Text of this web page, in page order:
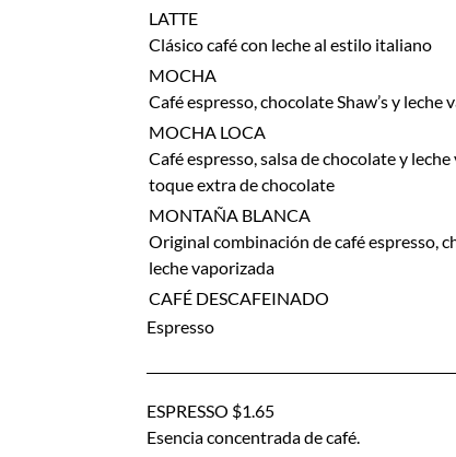
LATTE
Clásico café con leche al estilo italiano
MOCHA
Café espresso, chocolate Shaw’s y leche
MOCHA LOCA
Café espresso, salsa de chocolate y
toque extra de chocolate
MONTAÑA BLANCA
Original combinación de café espresso,
leche vaporizada
CAFÉ DESCAFEINADO
Espresso
ESPRESSO $1.65
Esencia concentrada de café.